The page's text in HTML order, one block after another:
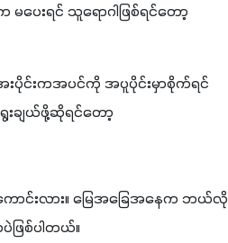
ေးရင် သူရောဂါဖြစ်ရင်တော့
ပိုင်းကအပင်ကို အပူပိုင်းမှာစိုက်ရင်
းချယ်ဖို့ဆိုရင်တော့
င်းလား။ မြေအခြေအနေက ဘယ်လို
ြစ်ပါတယ်။